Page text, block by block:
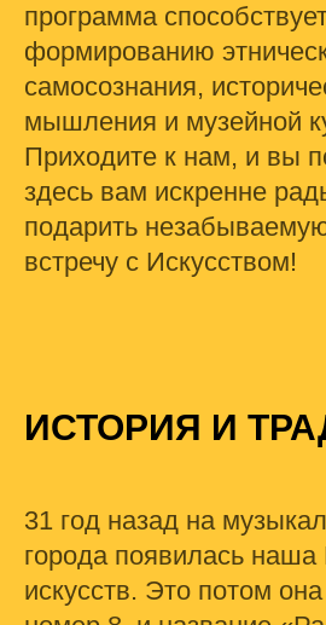
программа
формированию
самосознания,
мышления и музейной
Приходите к нам, и вы
здесь вам искренне
подарить
встречу с Искусством!
ИСТОРИЯ И
31 год назад на
города появилась
искусств. Это потом